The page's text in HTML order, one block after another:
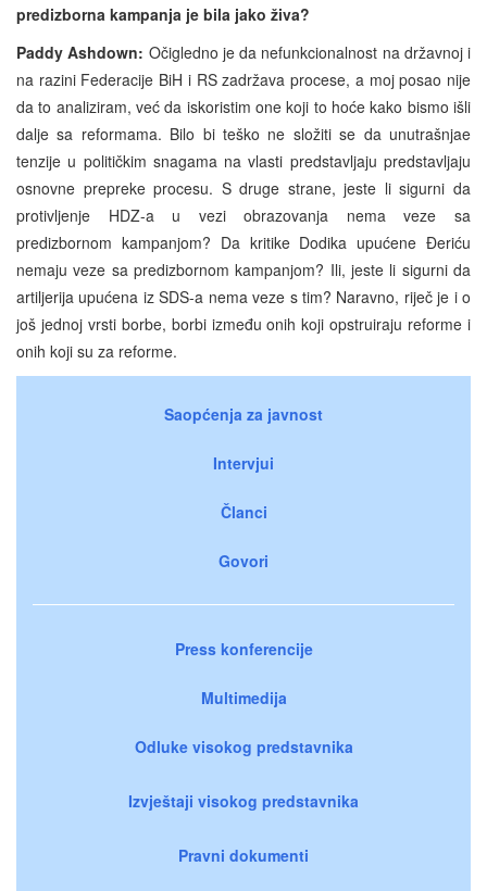
predizborna kampanja je bila jako živa?
Paddy Ashdown: Očigledno je da nefunkcionalnost na državnoj i
na razini Federacije BiH i RS zadržava procese, a moj posao nije
da to analiziram, već da iskoristim one koji to hoće kako bismo išli
dalje sa reformama. Bilo bi teško ne složiti se da unutrašnjae
tenzije u političkim snagama na vlasti predstavljaju predstavljaju
osnovne prepreke procesu. S druge strane, jeste li sigurni da
protivljenje HDZ-a u vezi obrazovanja nema veze sa
predizbornom kampanjom? Da kritike Dodika upućene Đeriću
nemaju veze sa predizbornom kampanjom? Ili, jeste li sigurni da
artiljerija upućena iz SDS-a nema veze s tim? Naravno, riječ je i o
još jednoj vrsti borbe, borbi između onih koji opstruiraju reforme i
onih koji su za reforme.
Saopćenja za javnost
Intervjui
Članci
Govori
Press konferencije
Multimedija
Odluke visokog predstavnika
Izvještaji visokog predstavnika
Pravni dokumenti